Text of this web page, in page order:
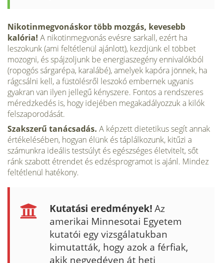
Nikotinmegvonáskor több mozgás, kevesebb
kalória! A nikotinmegvo­nás evésre sarkall, ezért ha
leszokunk (ami feltétlenül ajánlott), kezdjünk el többet
mozogni, és spájzoljunk be energiaszegény ennivalókból
(ropo­gós sárgarépa, karalábé), amelyek kapóra jönnek, ha
rágcsálni kell, a füstölésről leszokó embernek ugyanis
gyakran van ilyen jellegű kénysze­re. Fontos a rendszeres
méredzkedés is, hogy idejében megakadályozzuk a kilók
felszaporodását.
Szakszerű tanácsadás. A képzett dietetikus segít annak
értékelésében, hogyan élünk és táplálkozunk, kitűzi a
számunkra ideális testsúlyt és egészséges életvitelt, sőt
ránk szabott étrendet és edzésprogramot is ajánl. Mindez
feltétlenül hatékony.
Kutatási eredmények!Az
amerikai Minnesotai Egyetem
kutatói egy vizsgálatukban
kimutatták, hogy azok a férfiak,
akik ne­gyedéven át heti